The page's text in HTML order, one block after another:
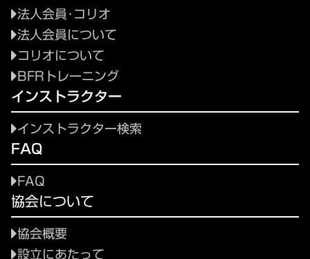
法人会員･コリオ
法人会員について
コリオについて
BFRトレーニング
インストラクター
インストラクター検索
FAQ
FAQ
協会について
協会概要
設立にあたって